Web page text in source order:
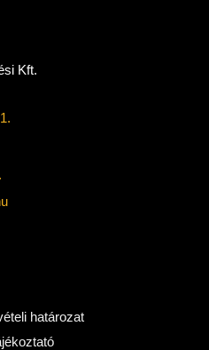
Kft.
határozat